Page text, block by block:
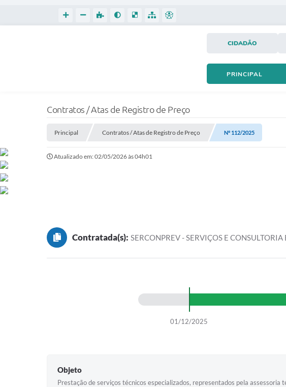
CIDADÃO
PRINCIPAL
Contratos / Atas de Registro de Preço
Principal Contratos / Atas de Registro de Preço Nº 112/2025
Atualizado em: 02/05/2026 às 04h01
Contratada(s): SERCONPREV - SERVIÇOS E
01/12/2025
Objeto
Prestação de serviços técnicos especializados, representados pela